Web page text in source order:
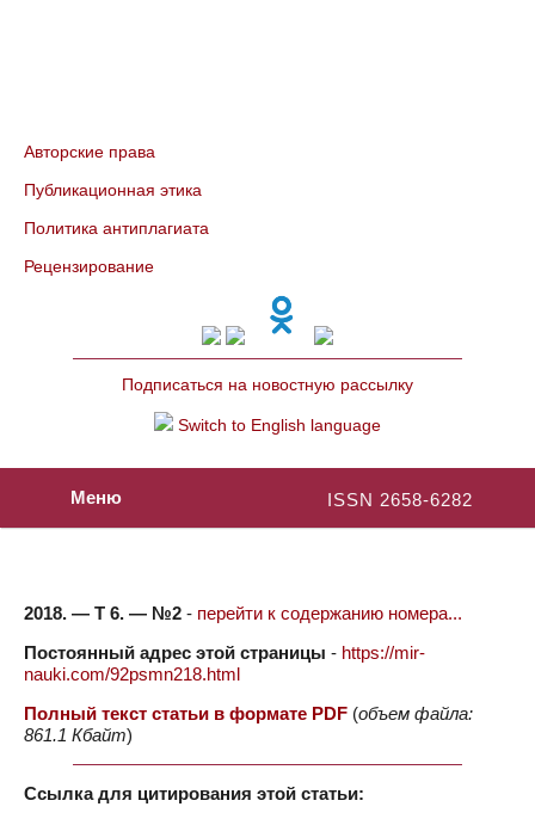
Авторские права
Публикационная этика
Политика антиплагиата
Рецензирование
Подписаться на новостную рассылку
Switch to English language
ISSN 2658-6282
Меню
2018. — Т 6. — №2 - перейти к содержанию номера...
Постоянный адрес этой страницы - https://mir-
nauki.com/92psmn218.html
Полный текст статьи в формате PDF (объем файла:
861.1 Кбайт)
Ссылка для цитирования этой статьи: